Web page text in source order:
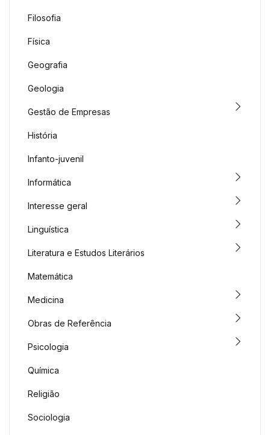
Filosofia
Física
Geografia
Geologia
Gestão de Empresas
História
Infanto-juvenil
Informática
Interesse geral
Linguística
Literatura e Estudos Literários
Matemática
Medicina
Obras de Referência
Psicologia
Química
Religião
Sociologia